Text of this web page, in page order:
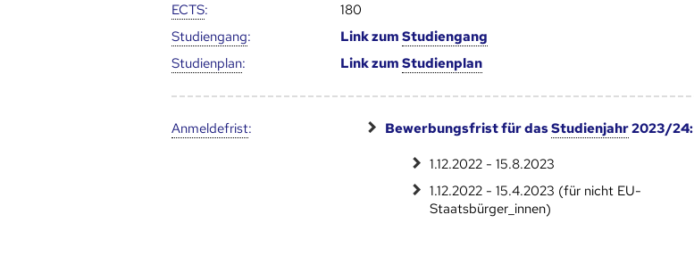
ECTS:
180
Studien­gang: Link zum Studien­gang
Studien­plan: Link zum Studien­plan
Anmelde­frist: Bewerbungsfrist für dasStudienjahr2023/24:
1.12.2022 - 15.8.2023
1.12.2022 - 15.4.2023 (für nicht EU-
Staatsbürger_innen)